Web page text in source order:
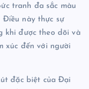
tranh đa sắc màu
này thực sự
khi được theo dõi và
xúc đến với người
đặc biệt của Đại